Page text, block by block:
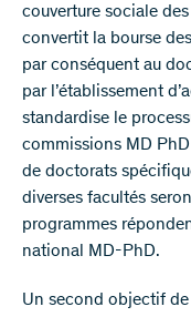
couverture sociale
convertit la bourse
par conséquent au
par l’établissement
standardise le
commissions MD
de doctorats
diverses facultés
programmes
national MD-PhD.
Un second objectif